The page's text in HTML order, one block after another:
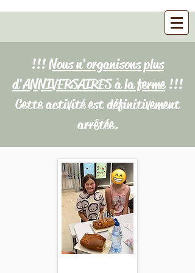
!!!Nous n'organisons plus
d'ANNIVERSAIRES à la ferme !!!
Cette activité est définitivement
arrêtée.